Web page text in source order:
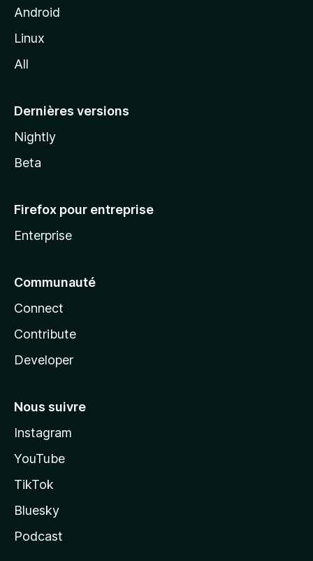
z
l
Android
Linux
All
Dernières versions
Nightly
Beta
Firefox pour entreprise
Enterprise
Communauté
Connect
Contribute
Developer
Nous suivre
Instagram
YouTube
TikTok
Bluesky
Podcast